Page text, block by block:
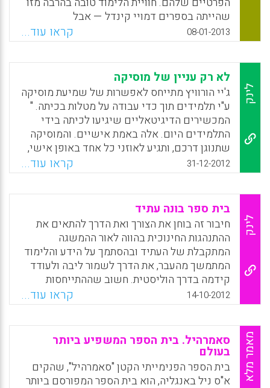
WhatsApp
Facebook
Email
X
שהייתה בספרים דמויי קינדל — אבל
הסטודנטים באו"פ עדיין מתקשים להיפרד
מהספר המודפס. מגייסים את הסטודנטים לניסוי
בשלב הראשון של הניסוי — בשנת הלימודים
2011 — קיבלו סטודנטים מתנדבים ספרי לימוד
על גבי מכשירים דמויי קינדל. בשלב השני,
שנערך בסמסטר הראשון של שנת 2012 , הועלו
התכנים על מכשירי אייפד והמכשירים הושאלו
לסטודנטים.
WhatsApp
Facebook
Email
X
08-01-2013 קראו עוד...
לינק
לא רק עניין של מוסיקה
ג'יי הורוויץ מתייחס לאפשרות של שמיעת מוסיקה
ע"י תלמידים תוך כדי עבודה על מטלות בכיתה. "
המכשירים הדיגיטאליים שיגיעו לכיתה בידי
התלמידים היום. אלה באמת אישיים. והמוסיקה
שתנוגן דרכם, ותגיע לאוזני כל אחד באופן אישי,
ולפי טעמו, היא רק ההתחלה של העיצוב האישי
של הלמידה שהוא (אפשר לקוות) בלתי-נמנע".
WhatsApp
Facebook
Email
X
31-12-2012 קראו עוד...
לינק
בית ספר בונה עתיד
חיבור זה בוחן את הצורך ואת הדרך להתאים את
ההתנהגות החינוכית בהווה לאור ההמשגה
המתקבלת של העתיד ובהסתמך על הידע והלימוד
המתמשך מהעבר, את הדרך לשמור ליבה ולעודד
קידמה בדרך הוליסטית. חשוב שההתייחסות
לאדם בשדה החינוך, הצעיר והמבוגר, תהיה
כמכלול, כשלם שמרכיביו הפיזיולוגיים,
המנטאליים, הרגשיים והרוחניים מטופלים
ופועלים באיזון, שמושם דגש בחינוכו של
התלמיד בנוסף למימוש יכולתו הקוגניטיבית – גם
על רווחתו הנפשית ( מירה רוסקיס) .
14-10-2012 קראו עוד...
מאמר מלא סאמרהיל. בית הספר המשפיע ביותר
בעולם
בית הספר הפנימייתי הקטן "סאמרהיל", שהקים
א"ס ניל באנגליה, הוא בית הספר המפורסם ביותר